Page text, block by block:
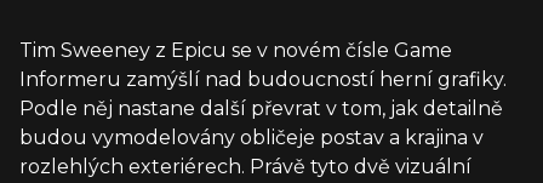
Tim Sweeney z Epicu se v novém čísle Game
Informeru zamýšlí nad budoucností herní grafiky.
Podle něj nastane další převrat v tom, jak detailně
budou vymodelovány obličeje postav a krajina v
rozlehlých exteriérech. Právě tyto dvě vizuální